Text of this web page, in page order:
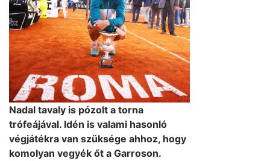
Nadal tavaly is pózolt a torna
trófeájával. Idén is valami hasonló
végjátékra van szüksége ahhoz, hogy
komolyan vegyék őt a Garroson.